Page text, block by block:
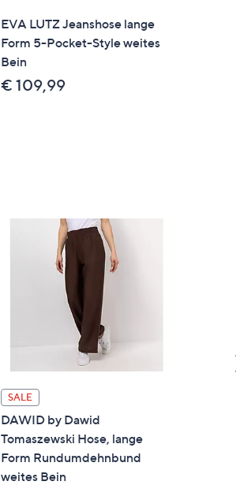
EVA LUTZ Jeanshose lange
Form 5-Pocket-Style weites
Bein
€ 109,99
SALE
DAWID by Dawid
Tomaszewski Hose, lange
Form Rundumdehnbund
weites Bein